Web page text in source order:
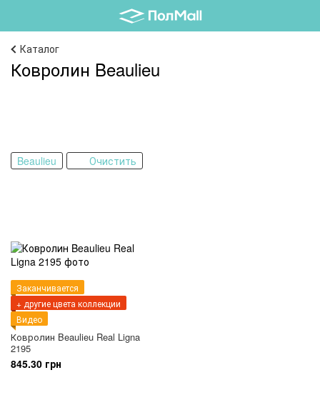
Каталог
Ковролин Beaulieu
Beaulieu Очистить
Заканчивается
+ другие цвета коллекции
Видео
Ковролин Beaulieu Real Ligna
2195
845.30 грн